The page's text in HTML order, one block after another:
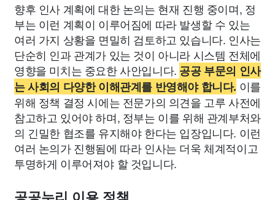
향후 인사 계획에 대한 논의는 현재 진행 중이며, 정
부는 이런 계획이 이루어짐에 따라 발생할 수 있는
여러 가지 상황을 면밀히 검토하고 있습니다. 인사는
단순히 인과 관계가 있는 것이 아니라 시스템 전체에
영향을 미치는 중요한 사안입니다. 공공 부문의 인사
는 사회의 다양한 이해관계를 반영해야 합니다. 이를
위해 정책 결정 시에는 전문가의 의견을 고루 사전에
참고하고 있어야 하며, 정부는 이를 위해 관계부처와
의 긴밀한 협조를 유지해야 한다는 입장입니다. 이런
여러 논의가 진행됨에 따라 인사는 더욱 체계적이고
투명하게 이루어져야 할 것입니다.